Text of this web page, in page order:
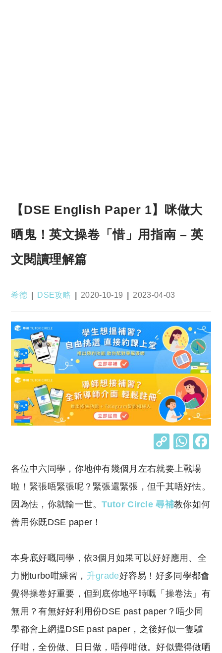
【DSE English Paper 1】咪做大
晒鬼！英文操卷「惜」用指南 – 英
文閱讀理解篇
Post
希德
Post
DSE攻略
Post
2020-10-19
Post
2023-04-03
C
p
y
Li
W
at
s
A
各位中六同學，你地仲有幾個月左右就要上戰場
啦！緊張唔緊張呢？緊張還緊張，但千其唔好怯。
因為怯，你就輸一世。Tutor Circle 尋補教你如何
善用你既DSE paper！
本身底好嘅同學，依3個月如果可以好好應用、全
力開turbo咁練習， 升grade好容易！好多同學都會
覺得操卷好重要，但到底你地平時嘅「操卷法」有
無用？有無好好利用份DSE past paper？唔少同
學都會上網搵DSE past paper，之後好似一隻驢
仔咁，全份做、日日做，唔停咁做。好似覺得做哂